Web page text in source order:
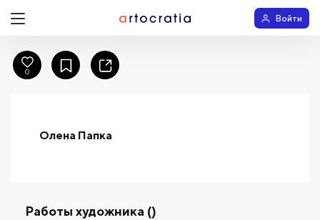
Войти
Олена Папка
Работы художника ()
0